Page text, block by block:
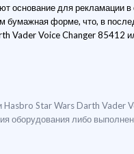
основание для рекламации в
бумажная форме, что, в
Vader Voice Changer 85412
Hasbro Star Wars Darth
оборудования либо